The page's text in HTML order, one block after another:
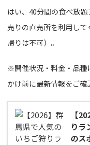
はい、40分間の食べ放
売りの直売所を利用し
帰りは不可）。
※開催状況・料金・品種
かけ前に最新情報をご確
【
りラ
のス